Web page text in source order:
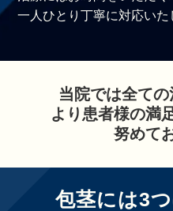
一人ひとり丁寧に対応いた
当院では全ての
より患者様の満
努めて
包茎には3